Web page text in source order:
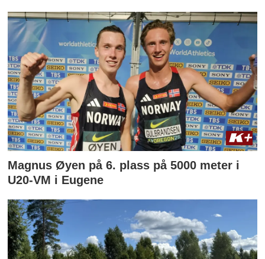
Magnus Øyen på 6. plass på 5000 meter i
U20-VM i Eugene